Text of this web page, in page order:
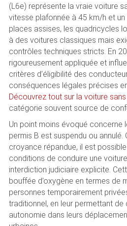
(L6e) représente la vraie voiture
vitesse plafonnée à 45 km/h et un
places assises, les quadricycles
à des voitures classiques mais
contrôles techniques stricts. En
rigoureusement appliquée et
critères d’éligibilité des
conséquences légales précises
Découvrez tout sur la voiture
catégorie souvent source de
Un point moins évoqué concerne
permis B est suspendu ou annulé.
croyance répandue, il est
conditions de conduire une
interdiction judiciaire explicite.
bouffée d’oxygène en termes de
personnes temporairement
traditionnel, en leur permettant
autonomie dans leurs